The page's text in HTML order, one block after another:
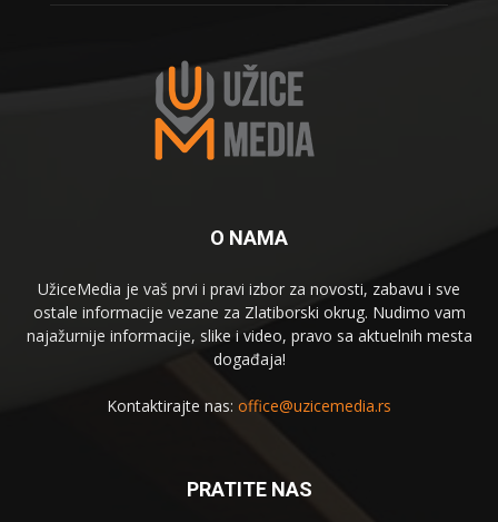
O NAMA
UžiceMedia je vaš prvi i pravi izbor za novosti, zabavu i sve
ostale informacije vezane za Zlatiborski okrug. Nudimo vam
najažurnije informacije, slike i video, pravo sa aktuelnih mesta
događaja!
Kontaktirajte nas: office@uzicemedia.rs
PRATITE NAS